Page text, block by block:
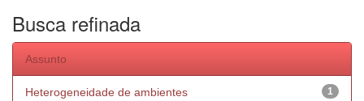
Busca refinada
Assunto
1
Heterogeneidade de ambientes